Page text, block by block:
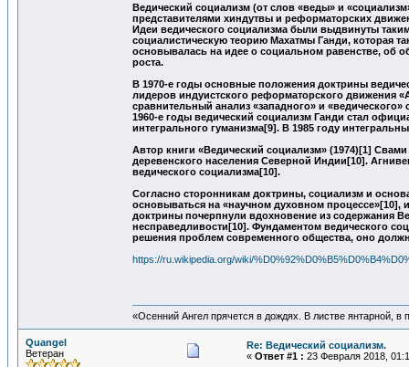
Ведический социализм (от слов «веды» и
представителями хиндутвы и реформаторских
Идеи ведического социализма были выдвинуты
социалистическую теорию Махатмы Ганди, которая
основывалась на идее о социальном равенстве, об
роста.
В 1970-е годы основные положения доктрины
лидеров индуистского реформаторского движения
сравнительный анализ «западного» и
1960-е годы ведический социализм Ганди стал
интегрального гуманизма[9]. В 1985 году
Автор книги «Ведический социализм» (1974)[1]
деревенского населения Северной Индии[10].
ведического социализма[10].
Согласно сторонникам доктрины, социализм и
основываться на «научном духовном процессе»[10],
доктрины почерпнули вдохновение из содержания
несправедливости[10]. Фундаментом ведического
решения проблем современного общества, оно
https://ru.wikipedia.org/wiki/
«Осенний Ангел прячется в дождях. В листве янтарной, в
Quangel
Ветеран
Re: Ведический социализм.
« Ответ #1 : 23 Февраля 2018,